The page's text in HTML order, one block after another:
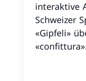
interaktive
Schweizer
«Gipfeli»